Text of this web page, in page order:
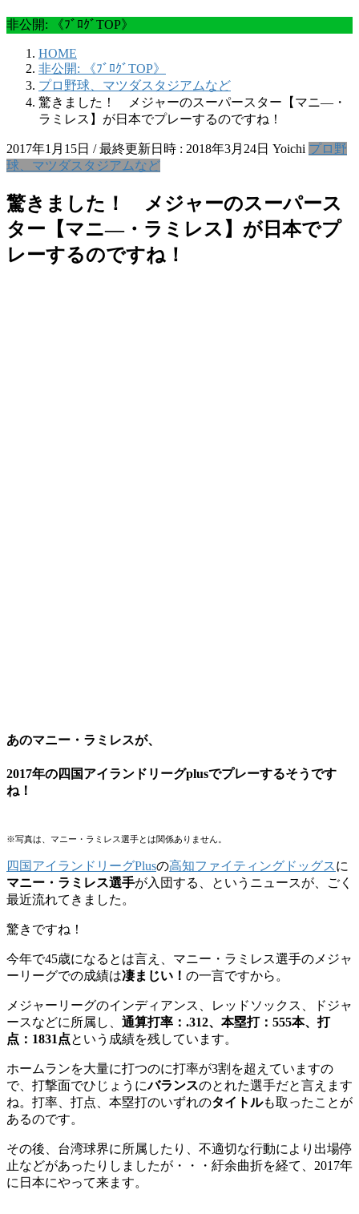
非公開: 《ﾌﾞﾛｸﾞTOP》
HOME
非公開: 《ﾌﾞﾛｸﾞTOP》
プロ野球、マツダスタジアムなど
驚きました！ メジャーのスーパースター【マニ―・
ラミレス】が日本でプレーするのですね！
2017年1月15日 / 最終更新日時 : 2018年3月24日 Yoichi プロ野
球、マツダスタジアムなど
驚きました！ メジャーのスーパース
ター【マニ―・ラミレス】が日本でプ
レーするのですね！
あのマニー・ラミレスが、
2017年の四国アイランドリーグplusでプレーするそうです
ね！
※写真は、マニー・ラミレス選手とは関係ありません。
四国アイランドリーグPlusの高知ファイティングドッグスに
マニー・ラミレス選手が入団する、というニュースが、ごく
最近流れてきました。
驚きですね！
今年で45歳になるとは言え、マニー・ラミレス選手のメジャ
ーリーグでの成績は凄まじい！ の一言ですから。
メジャーリーグのインディアンス、レッドソックス、ドジャ
ースなどに所属し、 通算打率：.312、本塁打：555本、打
点：1831点という成績を残しています。
ホームランを大量に打つのに打率が3割を超えていますの
で、打撃面でひじょうにバランスのとれた選手だと言えます
ね。打率、打点、本塁打のいずれのタイトルも取ったことが
あるのです。
その後、台湾球界に所属したり、不適切な行動により出場停
止などがあったりしましたが・・・紆余曲折を経て、2017年
に日本にやって来ます。